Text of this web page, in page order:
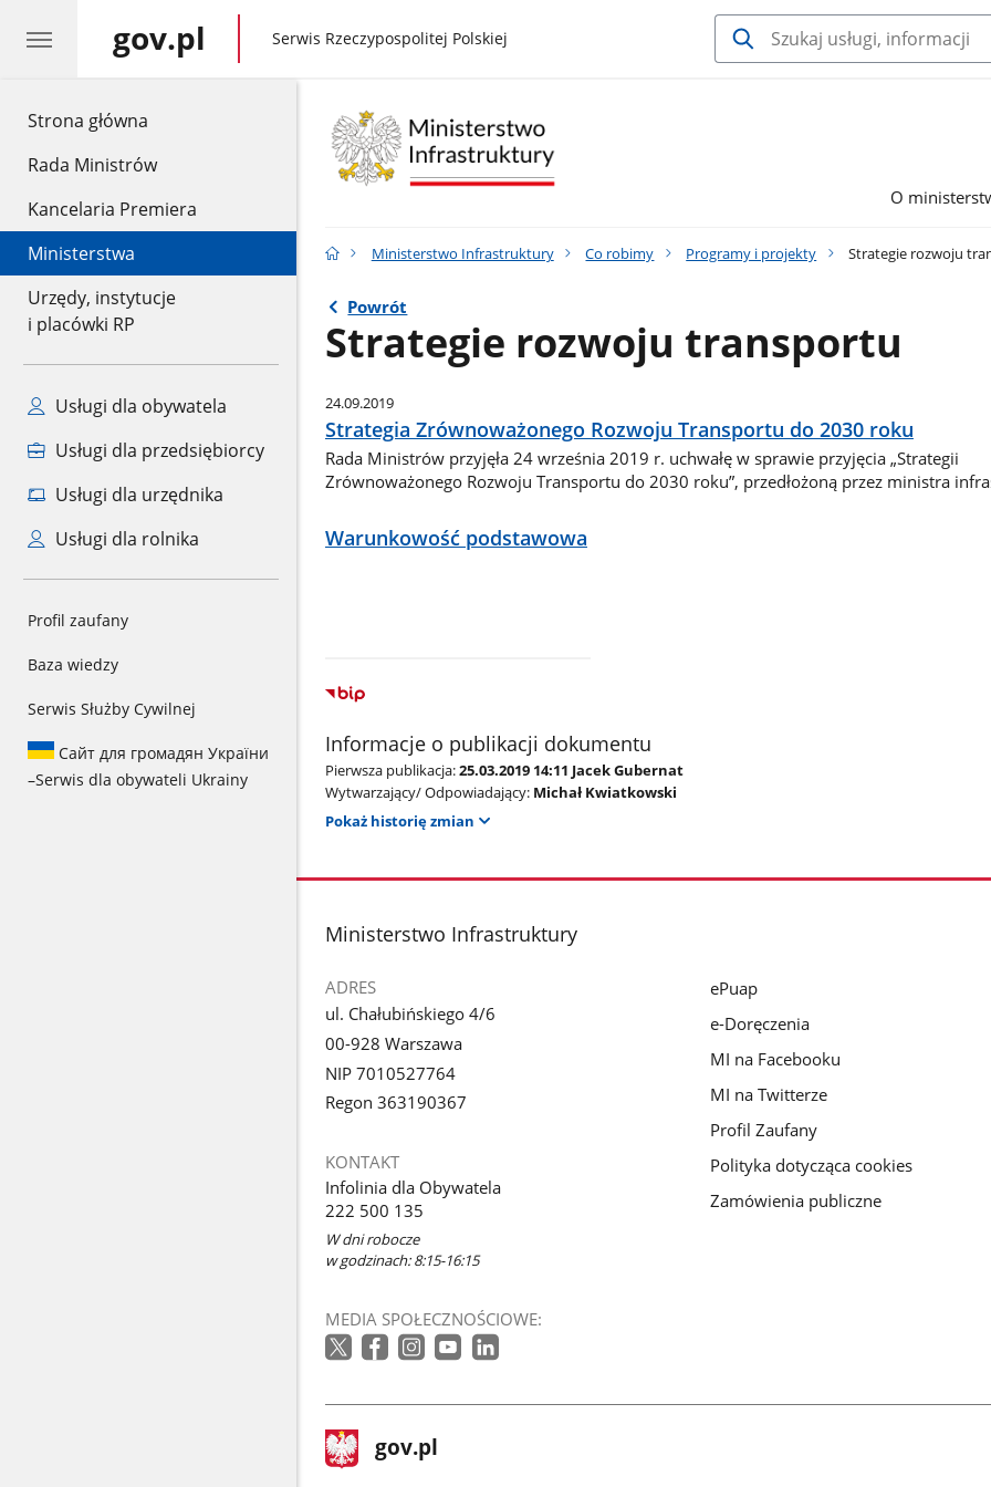
Strona główna
Rada Ministrów
Kancelaria Premiera
Ministerstwa
Urzędy, instytucje
i placówki RP
Usługi dla obywatela
Usługi dla przedsiębiorcy
Usługi dla urzędnika
Usługi dla rolnika
Profil zaufany
Baza wiedzy
Serwis Służby Cywilnej
Сайт для громадян України
–Serwis dla obywateli Ukrainy
gov.pl gov.pl
Serwis Rzeczypospolitej Polskiej
O
Ministerstwo Infrastruktury Co robimy Programy i projekty Strategie rozwoju
Powrót
Strategie rozwoju transportu
24.09.2019
Strategia Zrównoważonego Rozwoju Transportu do 2030 roku
Rada Ministrów przyjęła 24 września 2019 r. uchwałę w sprawie przyjęcia „Strategii
Zrównoważonego Rozwoju Transportu do 2030 roku”, przedłożoną przez ministra
Warunkowość podstawowa
Informacje o publikacji dokumentu
Pierwsza publikacja:25.03.2019 14:11 Jacek Gubernat
Wytwarzający/ Odpowiadający: Michał Kwiatkowski
Pokaż historię zmian
stopka
Ministerstwo Infrastruktury
ADRES
ul. Chałubińskiego 4/6
00-928 Warszawa
NIP 7010527764
Regon 363190367
KONTAKT
Infolinia dla Obywatela
222 500 135
W dni robocze
w godzinach: 8:15-16:15
MEDIA SPOŁECZNOŚCIOWE:
ePuap
e-Doręczenia
MI na Facebooku
MI na Twitterze
Profil Zaufany
Polityka dotycząca cookies
Zamówienia publiczne
stopka
gov.pl Strona
gov.pl